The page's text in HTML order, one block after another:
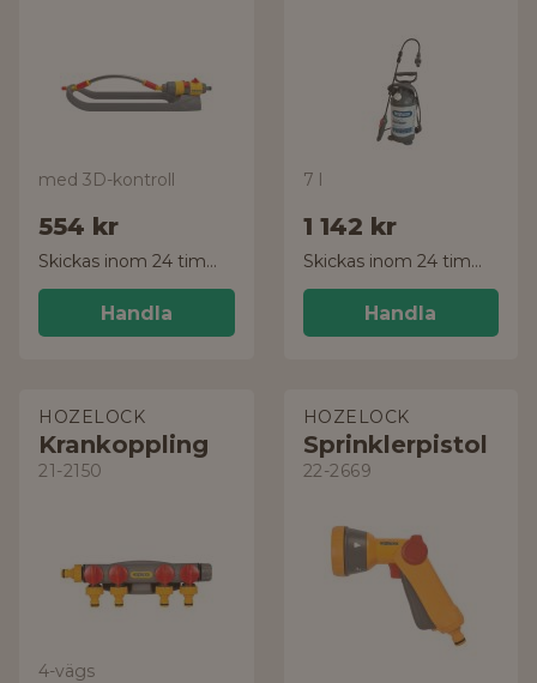
med 3D-kontroll
554 kr
Skickas inom 24 timmar!
Handla
7 l
1 142 kr
Skickas inom 24 timmar!
Handla
HOZELOCK
Krankoppling
21-2150
4-vägs
HOZELOCK
Sprinklerpistol
22-2669